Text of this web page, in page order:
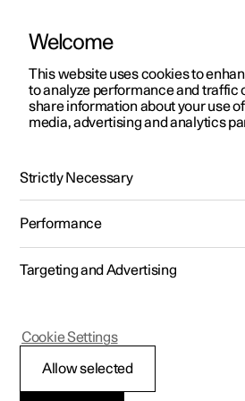
Polestar 2
Polestar 3
Polestar 4
Pre-owned
Shop
Meer
Testrit
Aanbiedingen voor
Testrit
Aanbiedingen voor
Polestar 4 coupé
Ontdek Polestar 4
Testrit
Bekijk onze
Aanbiedingen voor
Ontdek Polestar 5
Over pre-owned
Pre-owned
Aanbiedingen voor
Aanbiedingen voor
professionelen
Bekijk onze
Configureer
Pre-owned
Testrit
Additionals
(Opent in een nieuw
Experiences
Ontmoet ons
Servicepunten
Opladen
Support
HandleidingVideogalerijDownloads
Voorstoel
voorstoel
Welcome
This website uses cookies to
to analyze performance and traffic
share information about your use
media, advertising and analytics
Strictly Necessary
Performance
Targeting and Advertising
Allow selected
Cookie Settings